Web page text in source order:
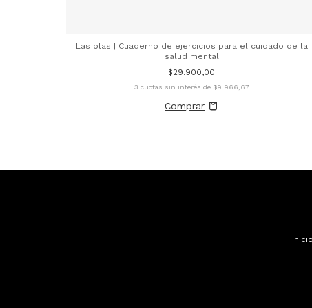
Las olas | Cuaderno de ejercicios para el cuidado de la
salud mental
$29.900,00
3 cuotas sin interés de $9.966,67
Inicio